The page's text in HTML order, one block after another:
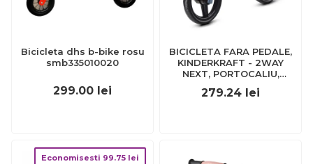
Bicicleta dhs b-bike rosu
smb335010020
299.00 lei
BICICLETA FARA PEDALE,
KINDERKRAFT - 2WAY
NEXT, PORTOCALIU,
VIVKR2WAY22BLU0000
279.24 lei
Economisesti 99.75 lei